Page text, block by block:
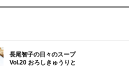
長尾智子の日々のスープ
Vol.20 おろしきゅうりと